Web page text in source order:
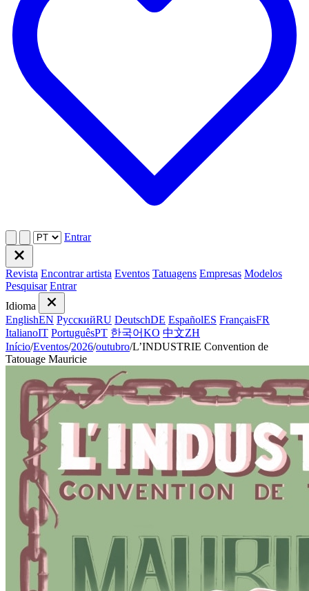
Entrar
Revista Encontrar artista Eventos Tatuagens Empresas Modelos
Pesquisar Entrar
Idioma
EnglishEN РусскийRU DeutschDE EspañolES FrançaisFR
ItalianoIT PortuguêsPT 한국어KO 中文ZH
Início/Eventos/2026/outubro/L’INDUSTRIE Convention de
Tatouage Mauricie